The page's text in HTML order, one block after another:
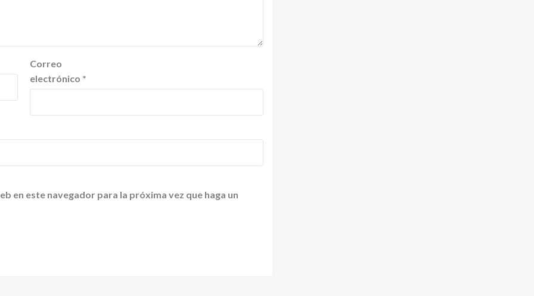
Correo
electrónico *
en este navegador para la próxima vez que haga un